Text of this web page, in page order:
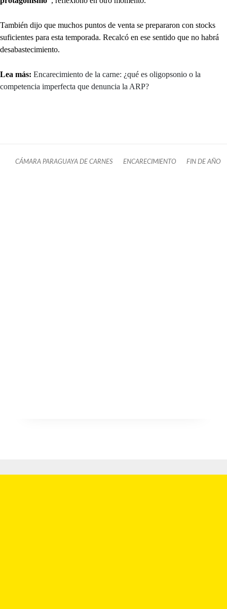
También dijo que muchos puntos de venta se prepararon con stocks
suficientes para esta temporada. Recalcó en ese sentido que no habrá
desabastecimiento.
Lea más: Encarecimiento de la carne: ¿qué es oligopsonio o la
competencia imperfecta que denuncia la ARP?
CÁMARA PARAGUAYA DE CARNES ENCARECIMIENTO FIN DE AÑO